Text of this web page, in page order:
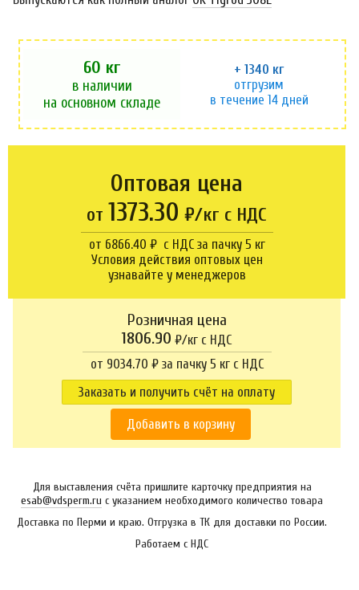
в наличии
на основном складе
60 кг
отгрузим
в течение 14 дней
+ 1340 кг
Оптовая цена
от 1373.30 ₽/кг с НДС
от 6866.40 ₽ с НДС за пачку 5 кг
Условия действия оптовых цен
узнавайте у менеджеров
Розничная цена
1806.90 ₽/кг c НДС
от 9034.70 ₽ за пачку 5 кг c НДС
Заказать и получить счёт на оплату
Добавить в корзину
Для выставления счёта пришлите карточку предприятия на
esab@vdsperm.ru с указанием необходимого количество товара
Доставка по Перми и краю. Отгрузка в ТК для доставки по России.
Работаем с НДС